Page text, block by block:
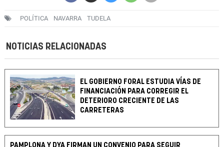
POLÍTICA NAVARRA TUDELA
NOTICIAS RELACIONADAS
EL GOBIERNO FORAL ESTUDIA VÍAS DE
FINANCIACIÓN PARA CORREGIR EL
DETERIORO CRECIENTE DE LAS
CARRETERAS
PAMPLONA Y DYA FIRMAN UN CONVENIO PARA SEGUIR